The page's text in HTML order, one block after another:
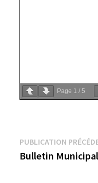
Page 1 /5
Navigation
de
PUBLICATION
Bulletin